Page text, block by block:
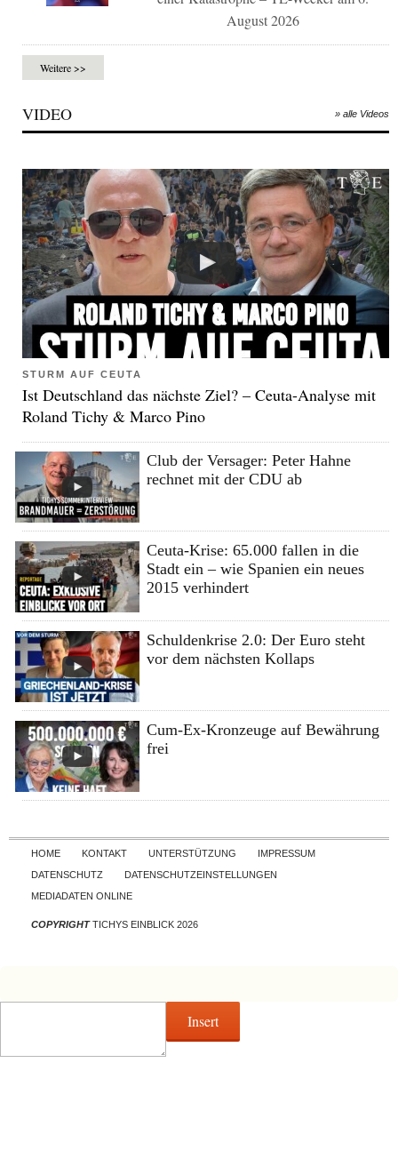
August 2026
Weitere >>
VIDEO » alle Videos
STURM AUF CEUTA
Ist Deutschland das nächste Ziel? – Ceuta-Analyse mit
Roland Tichy & Marco Pino
Club der Versager: Peter Hahne
rechnet mit der CDU ab
Ceuta-Krise: 65.000 fallen in die
Stadt ein – wie Spanien ein neues
2015 verhindert
Schuldenkrise 2.0: Der Euro steht
vor dem nächsten Kollaps
Cum-Ex-Kronzeuge auf Bewährung
frei
Skip to content
HOME KONTAKT UNTERSTÜTZUNG
IMPRESSUM
DATENSCHUTZ
DATENSCHUTZEINSTELLUNGEN
MEDIADATEN ONLINE
COPYRIGHTTICHYS EINBLICK 2026
Insert